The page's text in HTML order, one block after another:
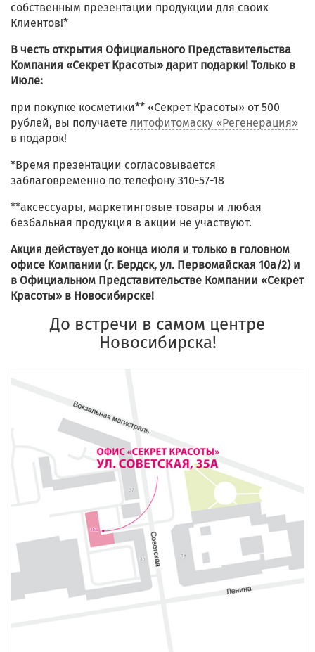
собственным презентации продукции для своих
Клиентов!*
В честь открытия Официального Представительства
Компания «Секрет Красоты» дарит подарки! Только в
Июле:
при покупке косметики** «Секрет Красоты» от 500
рублей, вы получаете литофитомаску «Регенерация»
в подарок!
*Время презентации согласовывается
заблаговременно по телефону 310-57-18
**аксессуары, маркетинговые товары и любая
безбальная продукция в акции не участвуют.
Акция действует до конца июля и только в головном
офисе Компании (г. Бердск, ул. Первомайская 10а/2) и
в Официальном Представительстве Компании «Секрет
Красоты» в Новосибирске!
До встречи в самом центре
Новосибирска!